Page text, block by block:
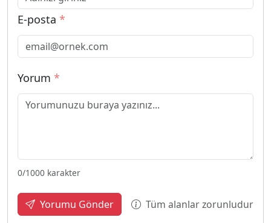
E-posta *
Yorum *
0/1000 karakter
Yorumu Gönder Tüm alanlar zorunludur